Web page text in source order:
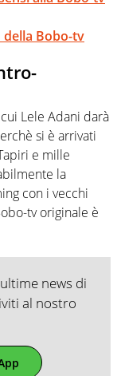
della Bobo-tv
Lele Adani darà
si è arrivati
e mille
la
con i vecchi
tv originale è
news di
al nostro